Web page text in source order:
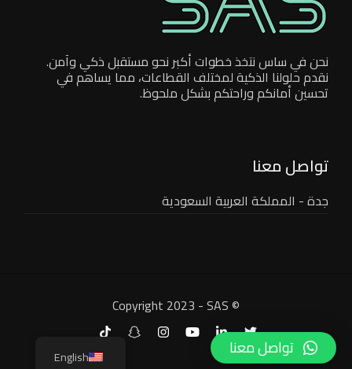
نحن في ساس نتخذ خطوات أكبر نحو مستقبل ذكي وآمن.
نقدم حلولنا الذكية لمختلف القطاعات، مما يساهم في
تحسين أمانكم وراحتكم بشكل ملحوظ.
تواصل معنا
جدة - المملكة العربية السعودية
© Copyright 2023 - SAS
English تواصل معنا